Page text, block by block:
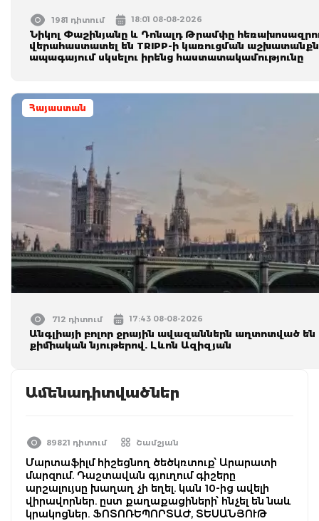
1981 դիտում 18:01 08-08-2026
Նիկոլ Փաշինյանը և Դոնալդ Թրամփը
վերահաստատել են TRIPP-ի կառուցման
ապագայում սկսելու իրենց հաստատակամությունը
Հայաստան
712 դիտում 17:43 08-08-2026
Անգլիայի բոլոր ջրային ավազաններն աղտոտված են
քիմիական նյութերով. Լևոն Ազիզյան
Ամենադիտվածներ
89821 դիտում Շամշյան
Մարտաֆիլմ հիշեցնող ծեծկռտուք՝ Արարատի
մարզում. Դաշտավան գյուղում գիշերը
արշալույսը խաղաղ չի եղել. կան 10-ից ավելի
վիրավորներ. ըստ քաղաքացիների՝ հնչել են նաև
կրակոցներ. ՖՈՏՈՌԵՊՈՐՏԱԺ, ՏԵՍԱՆՅՈՒԹ